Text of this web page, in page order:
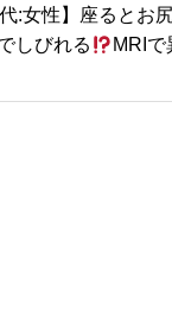
代:女性】座るとお
しびれる
MRIで
を合併した梨状